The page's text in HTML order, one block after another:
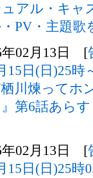
ュアル・キャ
PV・主題歌
年02月13日 [
15日(日)25
栖川煉ってホ
第6話あら
年02月13日 [
15日(日)25